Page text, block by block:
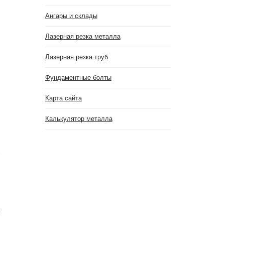
Ангары и склады
Лазерная резка металла
Лазерная резка труб
Фундаментные болты
Карта сайта
Калькулятор металла